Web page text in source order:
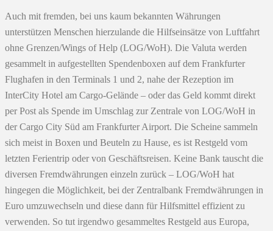
Auch mit fremden, bei uns kaum bekannten Währungen
unterstützen Menschen hierzulande die Hilfseinsätze von Luftfahrt
ohne Grenzen/Wings of Help (LOG/WoH). Die Valuta werden
gesammelt in aufgestellten Spendenboxen auf dem Frankfurter
Flughafen in den Terminals 1 und 2, nahe der Rezeption im
InterCity Hotel am Cargo-Gelände – oder das Geld kommt direkt
per Post als Spende im Umschlag zur Zentrale von LOG/WoH in
der Cargo City Süd am Frankfurter Airport. Die Scheine sammeln
sich meist in Boxen und Beuteln zu Hause, es ist Restgeld vom
letzten Ferientrip oder von Geschäftsreisen. Keine Bank tauscht die
diversen Fremdwährungen einzeln zurück – LOG/WoH hat
hingegen die Möglichkeit, bei der Zentralbank Fremdwährungen in
Euro umzuwechseln und diese dann für Hilfsmittel effizient zu
verwenden. So tut irgendwo gesammeltes Restgeld aus Europa,